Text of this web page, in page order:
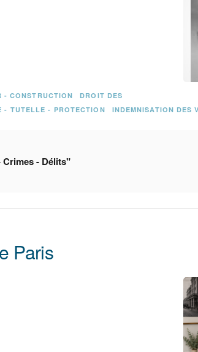
- CONSTRUCTION
DROIT DES
- TUTELLE - PROTECTION INDEMNISATION DES
Crimes - Délits"
Paris